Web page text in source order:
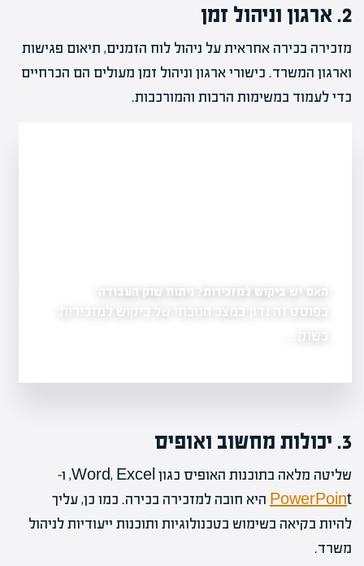
2. ארגון וניהול זמן
מזכירה בכירה אחראית על ניהול לוח הזמנים, תיאום פגישות
וארגון המשרד. כישורי ארגון וניהול זמן מעולים הם הכרחיים
כדי לעמוד במשימות הרבות והמורכבות.
למזכירה
האם יש ביקוש למזכירות? ניתוח שוק העבודה
בפוסט זה נדון במצב הנוכחי של ביקוש למזכירות
בשוק…
ניסיון
3. יכולות מחשוב ואופיס
שליטה מלאה בתוכנות האופיס כגון Word, Excel, ו-
PowerPoin t היא חובה למזכירה בכירה. כמו כן, עליך
להיות בקיאה בשימוש בטכנולוגיות ותוכנות ייעודיות לניהול
משרד.